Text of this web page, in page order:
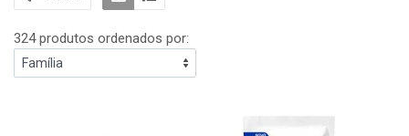
324 produtos ordenados por: